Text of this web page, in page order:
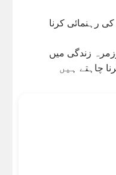
رہنمائی کرنا
زندگی میں
چاہتے ہیں